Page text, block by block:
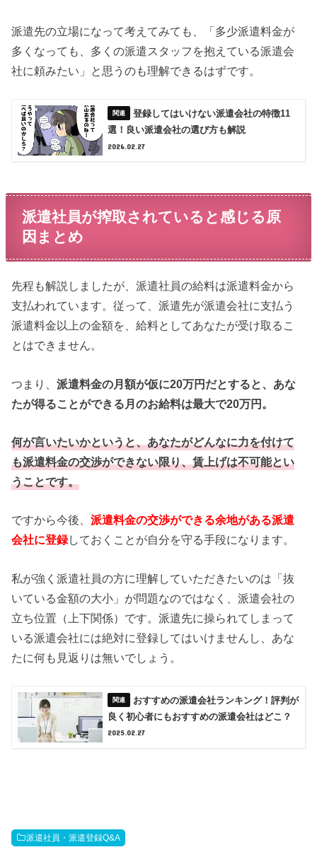
派遣先の立場になって考えてみても、「多少派遣料金が
多くなっても、多くの派遣スタッフを抱えている派遣会
社に頼みたい」と思うのも理解できるはずです。
登録してはいけない派遣会社の特徴11
選！良い派遣会社の選び方も解説
2026.02.27
派遣社員が搾取されていると感じる原
因まとめ
先程も解説しましたが、派遣社員の給料は派遣料金から
支払われています。従って、派遣先が派遣会社に支払う
派遣料金以上の金額を、給料としてあなたが受け取るこ
とはできません。
つまり、派遣料金の月額が仮に20万円だとすると、あな
たが得ることができる月のお給料は最大で20万円。
何が言いたいかというと、あなたがどんなに力を付けて
も派遣料金の交渉ができない限り、賃上げは不可能とい
うことです。
ですから今後、派遣料金の交渉ができる余地がある派遣
会社に登録しておくことが自分を守る手段になります。
私が強く派遣社員の方に理解していただきたいのは「抜
いている金額の大小」が問題なのではなく、派遣会社の
立ち位置（上下関係）です。派遣先に操られてしまって
いる派遣会社には絶対に登録してはいけませんし、あな
たに何も見返りは無いでしょう。
おすすめの派遣会社ランキング！評判が
良く初心者にもおすすめの派遣会社はどこ？
2025.02.27
派遣社員・派遣登録Q&A